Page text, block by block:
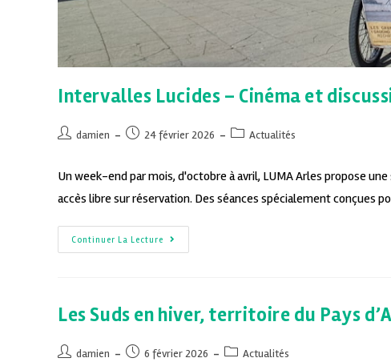
Intervalles Lucides – Cinéma et
damien 24 février 2026 Actualités
Un week-end par mois, d'octobre à avril, LUMA Arles propose
accès libre sur réservation. Des séances spécialement conçues
Continuer La Lecture
Les Suds en hiver, territoire du Pays
damien 6 février 2026 Actualités